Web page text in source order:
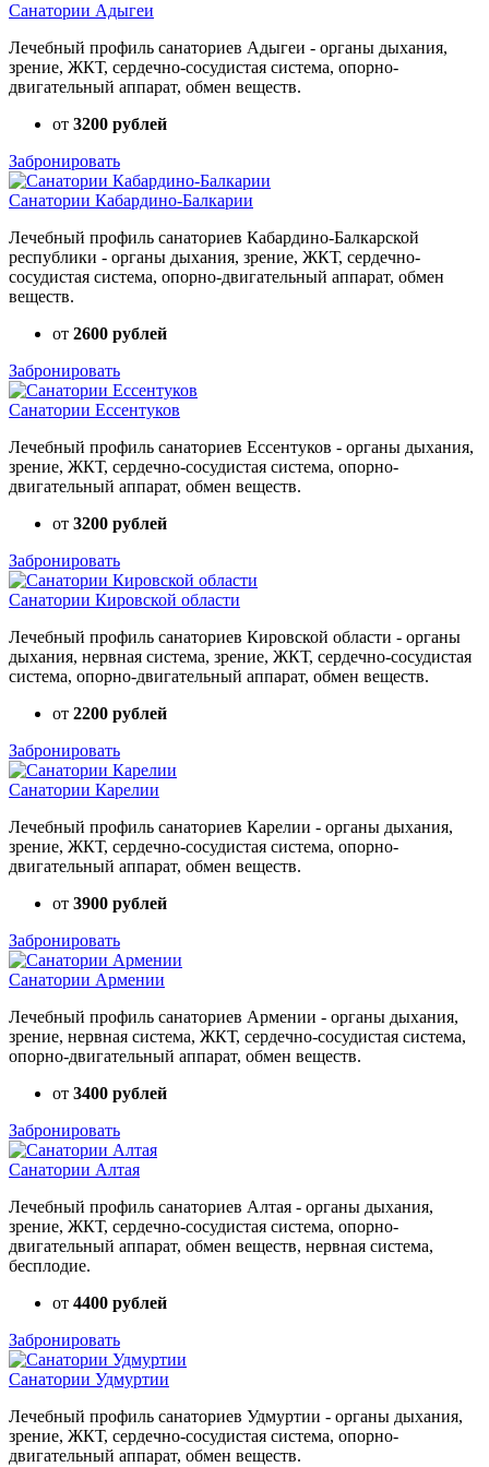
Санатории Адыгеи
Лечебный профиль санаториев Адыгеи - органы дыхания,
зрение, ЖКТ, сердечно-сосудистая система, опорно-
двигательный аппарат, обмен веществ.
от 3200 рублей
Забронировать
Санатории Кабардино-Балкарии
Лечебный профиль санаториев Кабардино-Балкарской
республики - органы дыхания, зрение, ЖКТ, сердечно-
сосудистая система, опорно-двигательный аппарат, обмен
веществ.
от 2600 рублей
Забронировать
Санатории Ессентуков
Лечебный профиль санаториев Ессентуков - органы дыхания,
зрение, ЖКТ, сердечно-сосудистая система, опорно-
двигательный аппарат, обмен веществ.
от 3200 рублей
Забронировать
Санатории Кировской области
Лечебный профиль санаториев Кировской области - органы
дыхания, нервная система, зрение, ЖКТ, сердечно-сосудистая
система, опорно-двигательный аппарат, обмен веществ.
от 2200 рублей
Забронировать
Санатории Карелии
Лечебный профиль санаториев Карелии - органы дыхания,
зрение, ЖКТ, сердечно-сосудистая система, опорно-
двигательный аппарат, обмен веществ.
от 3900 рублей
Забронировать
Санатории Армении
Лечебный профиль санаториев Армении - органы дыхания,
зрение, нервная система, ЖКТ, сердечно-сосудистая система,
опорно-двигательный аппарат, обмен веществ.
от 3400 рублей
Забронировать
Санатории Алтая
Лечебный профиль санаториев Алтая - органы дыхания,
зрение, ЖКТ, сердечно-сосудистая система, опорно-
двигательный аппарат, обмен веществ, нервная система,
бесплодие.
от 4400 рублей
Забронировать
Санатории Удмуртии
Лечебный профиль санаториев Удмуртии - органы дыхания,
зрение, ЖКТ, сердечно-сосудистая система, опорно-
двигательный аппарат, обмен веществ.